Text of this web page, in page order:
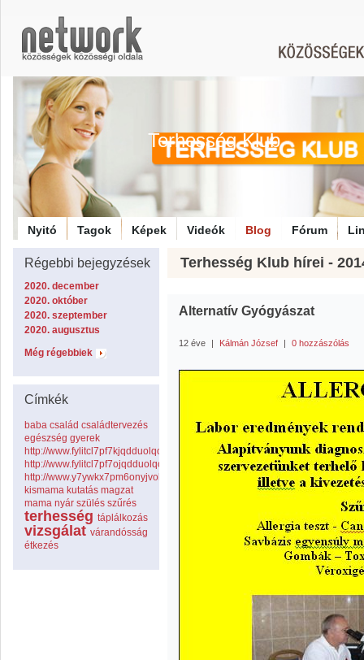
Terhesség Klub
Nyitó Tagok Képek Videók Blog Fórum
Régebbi bejegyzések
2020. december
2020. október
2020. szeptember
2020. augusztus
Még régebbiek
Címkék
baba család családtervezés
egészség gyerek
http://www.fylitcl7pf7kjqdduolqouaxtxbj5ing.com
http://www.fylitcl7pf7ojqdduolqouaxtxbj5ing.com
http://www.y7ywkx7pm6onyjvolbcwrwdoenrf29pb.com
kismama kutatás magzat
mama nyár szülés szűrés
terhesség táplálkozás
vizsgálat várandósság
étkezés
Terhesség Klub hírei -
Alternatív Gyógyászat
12 éve | Kálmán József | 0 hozzászólás